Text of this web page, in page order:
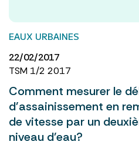
EAUX URBAINES
22/02/2017
TSM 1/2 2017
Comment mesurer le
d'assainissement en
de vitesse par un
niveau d'eau?